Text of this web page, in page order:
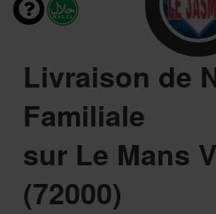
Livraison de
Familiale
sur Le Mans
(72000)